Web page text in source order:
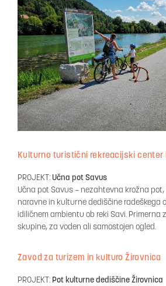
Kulturno turistični rekreacijski center
PROJEKT: Učna pot Savus
Učna pot Savus – nezahtevna krožna
naravne in kulturne dediščine radeškega
idiličnem ambientu ob reki Savi. Primerna
skupine, za voden ali samostojen ogled.
Zavod za turizem in kulturo Žirovnica
PROJEKT: Pot kulturne dediščine Žirovnica